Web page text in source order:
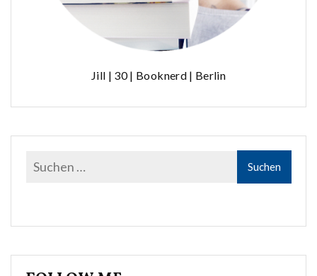
Jill | 30 | Booknerd | Berlin